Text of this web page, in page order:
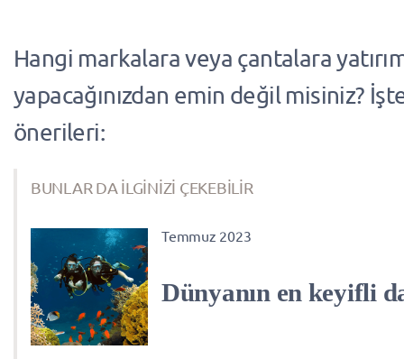
Hangi markalara veya çantalara
yapacağınızdan emin değil misiniz?
önerileri:
BUNLAR DA İLGİNİZİ ÇEKEBİLİR
Temmuz 2023
Dünyanın en keyifli